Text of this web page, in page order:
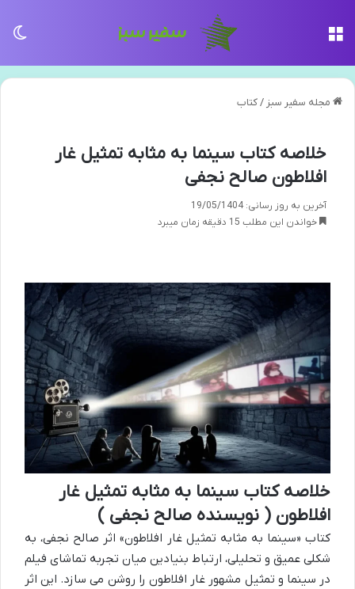
مجله سفیر سبز /کتاب
خلاصه کتاب سینما به مثابه تمثیل غار
افلاطون صالح نجفی
آخرین به روز رسانی: 19/05/1404
خواندن این مطلب 15 دقیقه زمان میبرد
خلاصه کتاب سینما به مثابه تمثیل غار
افلاطون ( نویسنده صالح نجفی )
کتاب «سینما به مثابه تمثیل غار افلاطون» اثر صالح نجفی، به
شکلی عمیق و تحلیلی، ارتباط بنیادین میان تجربه تماشای فیلم
در سینما و تمثیل مشهور غار افلاطون را روشن می سازد. این اثر